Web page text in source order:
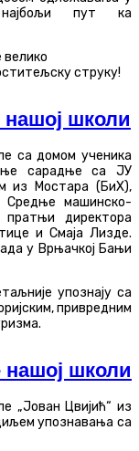
пут ка
велико
струку!
нашој школи
са домом ученика
сарадње са ЈУ
из Мостара (БиХ),
Средње машинско-
директора
и Смаја Лизде.
у Врњачкој Бањи
упознају са
привредним
нашој школи
„Јован Цвијић“ из
упознавања са